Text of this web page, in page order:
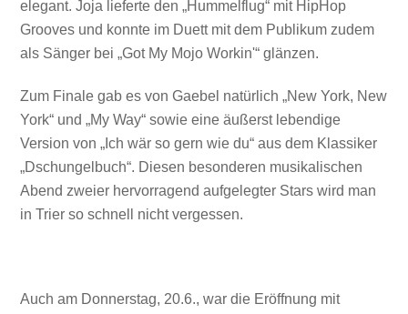
elegant. Joja lieferte den „Hummelflug“ mit HipHop
Grooves und konnte im Duett mit dem Publikum zudem
als Sänger bei „Got My Mojo Workin'“ glänzen.
Zum Finale gab es von Gaebel natürlich „New York, New
York“ und „My Way“ sowie eine äußerst lebendige
Version von „Ich wär so gern wie du“ aus dem Klassiker
„Dschungelbuch“. Diesen besonderen musikalischen
Abend zweier hervorragend aufgelegter Stars wird man
in Trier so schnell nicht vergessen.
Auch am Donnerstag, 20.6., war die Eröffnung mit